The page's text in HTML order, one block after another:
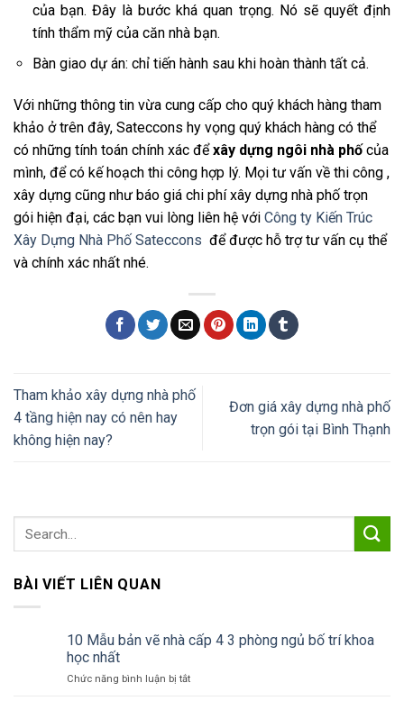
của bạn. Đây là bước khá quan trọng. Nó sẽ quyết định
tính thẩm mỹ của căn nhà bạn.
Bàn giao dự án: chỉ tiến hành sau khi hoàn thành tất cả.
Với những thông tin vừa cung cấp cho quý khách hàng tham
khảo ở trên đây, Sateccons hy vọng quý khách hàng có thể
có những tính toán chính xác đểxây dựng ngôi nhà phốcủa
mình, để có kế hoạch thi công hợp lý. Mọi tư vấn về thi công ,
xây dựng cũng như báo giá chi phí xây dựng nhà phố trọn
gói hiện đại, các bạn vui lòng liên hệ với Công ty Kiến Trúc
Xây Dựng Nhà Phố Sateccons để được hỗ trợ tư vấn cụ thể
và chính xác nhất nhé.
Tham khảo xây dựng nhà phố
4 tầng hiện nay có nên hay
không hiện nay?
Đơn giá xây dựng nhà phố
trọn gói tại Bình Thạnh
BÀI VIẾT LIÊN QUAN
10 Mẫu bản vẽ nhà cấp 4 3 phòng ngủ bố trí khoa
học nhất
Chức năng bình luận bị tắtở